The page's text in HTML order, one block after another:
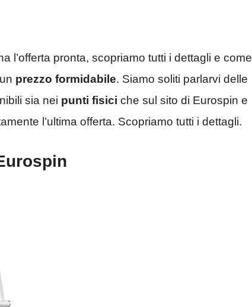
l’offerta pronta, scopriamo tutti i dettagli e come
prezzo formidabile. Siamo soliti parlarvi delle
sia nei punti fisici che sul sito di Eurospin e
l’ultima offerta. Scopriamo tutti i dettagli.